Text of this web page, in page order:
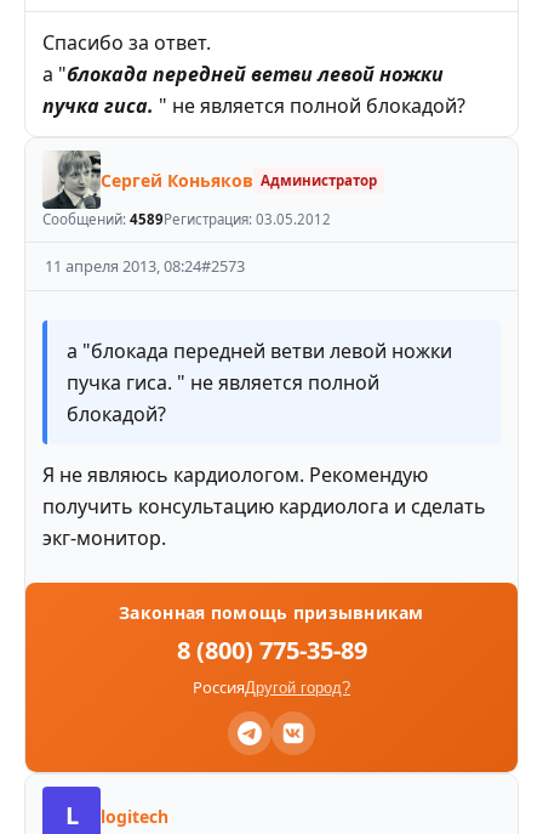
Спасибо за ответ.
а "блокада передней ветви левой ножки
пучка гиса. " не является полной блокадой?
Сергей Коньяков Администратор
Сообщений: 4589Регистрация: 03.05.2012
11 апреля 2013, 08:24#2573
а "блокада передней ветви левой ножки
пучка гиса. " не является полной
блокадой?
Я не являюсь кардиологом. Рекомендую
получить консультацию кардиолога и сделать
экг-монитор.
Законная помощь призывникам
8 (800) 775-35-89
РоссияДругой город?
L logitech